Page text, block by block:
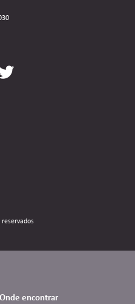
Onde encontrar